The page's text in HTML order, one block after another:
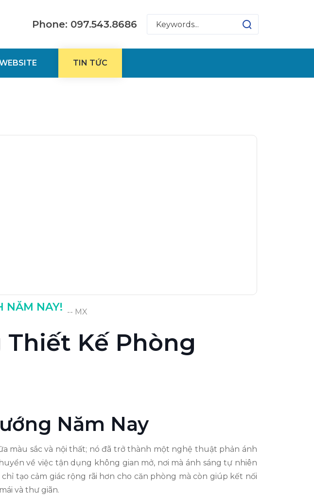
Phone: 097.543.8686
TIN TỨC
NĂM NAY! -- MX
Thiết Kế Phòng
Năm Nay
màu sắc và nội thất; nó đã trở thành một nghệ thuật phản ánh
về việc tận dụng không gian mở, nơi mà ánh sáng tự nhiên
tạo cảm giác rộng rãi hơn cho căn phòng mà còn giúp kết nối
và thư giãn.